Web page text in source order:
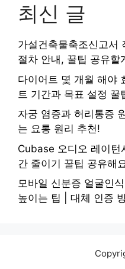
최신 글
가설건축물축조신고서
절차 안내, 꿀팁 공유할
다이어트 몇 개월 해야
트 기간과 목표 설정 꿀
자궁 염증과 허리통증
는 요통 원리 추천!
Cubase 오디오 레이턴
간 줄이기 꿀팁 공유해
모바일 신분증 얼굴인
높이는 팁 | 대체 인증